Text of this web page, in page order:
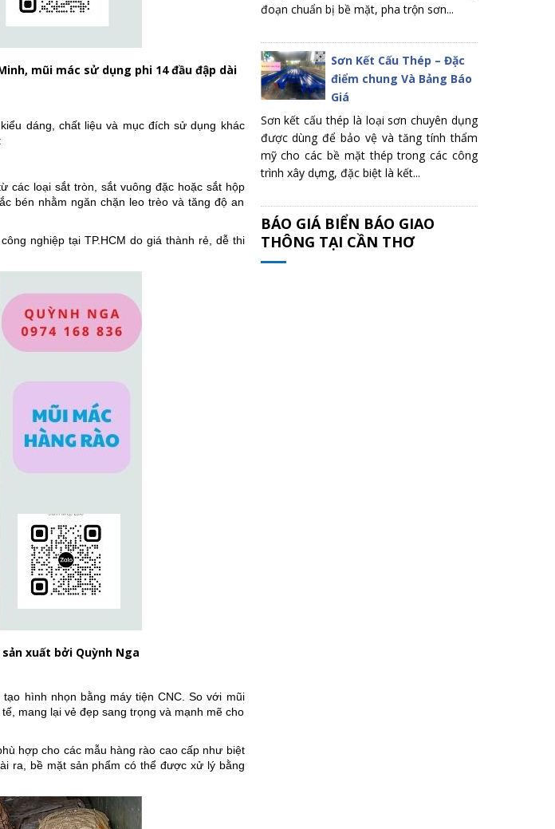
mũi mác sử dụng phi 14 đầu đập dài
dáng, chất liệu và mục đích sử dụng khác
các loại sắt tròn, sắt vuông đặc hoặc sắt hộp
bén nhằm ngăn chặn leo trèo và tăng độ an
nghiệp tại TP.HCM do giá thành rẻ, dễ thi
xuất bởi Quỳnh Nga
hình nhọn bằng máy tiện CNC. So với mũi
mang lại vẻ đẹp sang trọng và mạnh mẽ cho
hợp cho các mẫu hàng rào cao cấp như biệt
ra, bề mặt sản phẩm có thể được xử lý bằng
đoạn chuẩn bị bề mặt, pha trộn sơn...
Sơn Kết Cấu Thép – Đặc
điểm chung Và Bảng Báo
Giá
Sơn kết cấu thép là loại sơn chuyên dụng
được dùng để bảo vệ và tăng tính thẩm
mỹ cho các bề mặt thép trong các công
trình xây dựng, đặc biệt là kết...
BÁO GIÁ BIỂN BÁO GIAO
THÔNG TẠI CẦN THƠ